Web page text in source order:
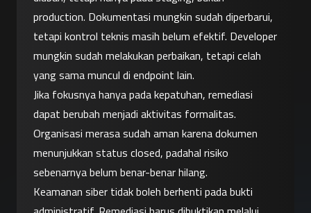
production. Dokumentasi mungkin sudah diperbarui,
tetapi kontrol teknis masih belum efektif. Developer
mungkin sudah melakukan perbaikan, tetapi celah
yang sama muncul di endpoint lain.
Jika fokusnya hanya pada kepatuhan, remediasi
dapat berubah menjadi aktivitas formalitas.
Organisasi merasa sudah aman karena dokumen
menunjukkan status closed, padahal risiko
sebenarnya belum benar-benar hilang.
Keamanan siber tidak boleh berhenti pada bukti